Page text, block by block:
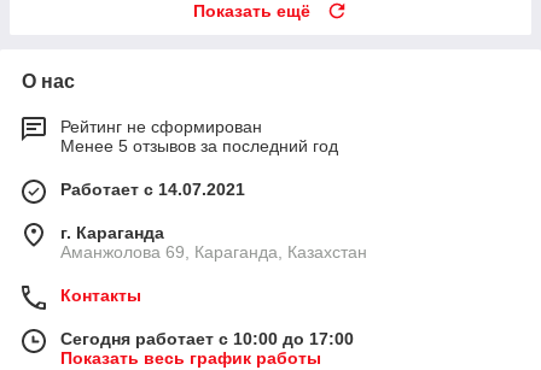
Показать ещё
О нас
Рейтинг не сформирован
Менее 5 отзывов за последний год
Работает с 14.07.2021
г. Караганда
Аманжолова 69, Караганда, Казахстан
Контакты
Сегодня работает с 10:00 до 17:00
Показать весь график работы